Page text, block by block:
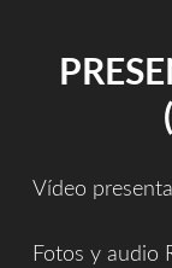
Vídeo
Fotos y audio